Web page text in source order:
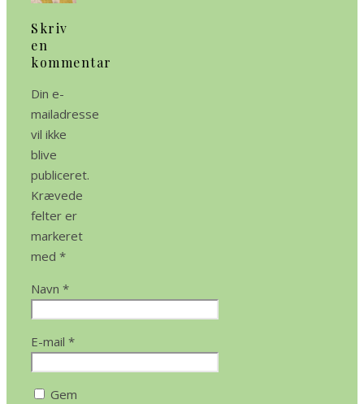
Skriv
en
kommentar
Din e-
mailadresse
vil ikke
blive
publiceret.
Krævede
felter er
markeret
med *
Navn *
E-mail *
Gem